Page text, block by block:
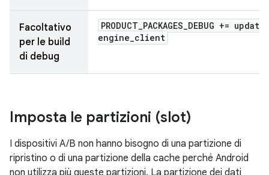
Facoltativo
per le build
di debug
PRODUCT PACKAGES DEBUG += update
engine client
Imposta le partizioni (slot)
I dispositivi A/B non hanno bisogno di una partizione di
ripristino o di una partizione della cache perché Android
non utilizza più queste partizioni. La partizione dei dati